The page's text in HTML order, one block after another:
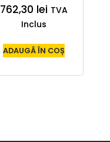
762,30 lei TVA
Inclus
ADAUGĂ ÎN COȘ